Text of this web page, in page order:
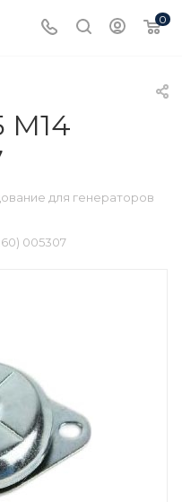
0
M14
для генераторов
005307